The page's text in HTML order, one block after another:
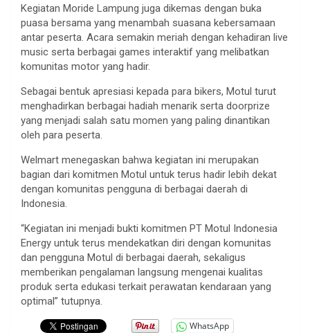
Kegiatan Moride Lampung juga dikemas dengan buka
puasa bersama yang menambah suasana kebersamaan
antar peserta. Acara semakin meriah dengan kehadiran live
music serta berbagai games interaktif yang melibatkan
komunitas motor yang hadir.
Sebagai bentuk apresiasi kepada para bikers, Motul turut
menghadirkan berbagai hadiah menarik serta doorprize
yang menjadi salah satu momen yang paling dinantikan
oleh para peserta.
Welmart menegaskan bahwa kegiatan ini merupakan
bagian dari komitmen Motul untuk terus hadir lebih dekat
dengan komunitas pengguna di berbagai daerah di
Indonesia.
“Kegiatan ini menjadi bukti komitmen PT Motul Indonesia
Energy untuk terus mendekatkan diri dengan komunitas
dan pengguna Motul di berbagai daerah, sekaligus
memberikan pengalaman langsung mengenai kualitas
produk serta edukasi terkait perawatan kendaraan yang
optimal” tutupnya.
WhatsApp